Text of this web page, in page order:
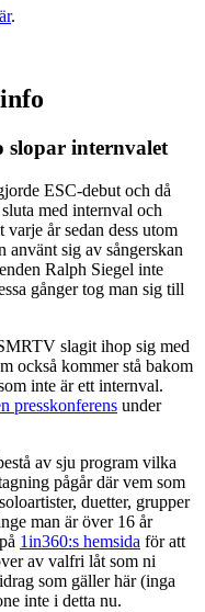
.
slopar internvalet
ESC-debut och då
med internval och
år sedan dess utom
använt sig av sångerskan
Ralph Siegel inte
gånger tog man sig till
slagit ihop sig med
också kommer stå bakom
inte är ett internval.
presskonferens under
av sju program vilka
pågår där vem som
duetter, grupper
man är över 16 år
1in360:s hemsida för att
av valfri låt som ni
som gäller här (inga
inte i detta nu.